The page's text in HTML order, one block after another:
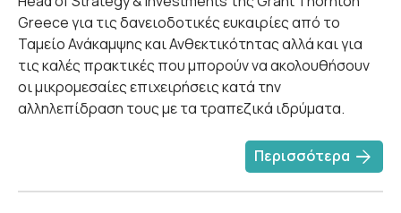
Greece για τις δανειοδοτικές ευκαιρίες από το
Ταμείο Ανάκαμψης και Ανθεκτικότητας αλλά και για
τις καλές πρακτικές που μπορούν να ακολουθήσουν
οι μικρομεσαίες επιχειρήσεις κατά την
αλληλεπίδραση τους με τα τραπεζικά ιδρύματα.
Περισσότερα arrow_forward